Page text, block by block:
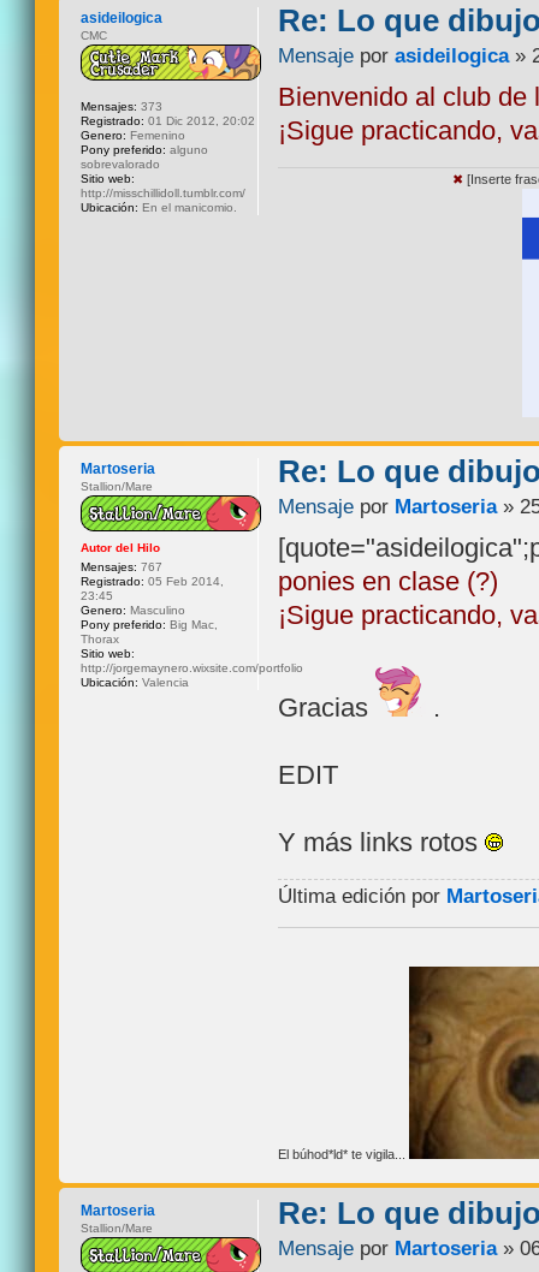
Re: Lo que
Mensaje porasideilogica»
Bienvenido al club de
¡Sigue practicando,
✖ [Inserte
asideilogica
CMC
Mensajes: 373
Registrado: 01 Dic 2012, 20:02
Genero: Femenino
Pony preferido: alguno
sobrevalorado
Sitio web:
http://misschillidoll.tumblr.com/
Ubicación: En el manicomio.
Re: Lo que
Mensaje por Martoseria»
ponies en clase (?)
¡Sigue practicando,
Gracias .
EDIT
Y más links rotos
Última edición por
El búhod*ld* te vigila...
Martoseria
Stallion/Mare
Autor del Hilo
Mensajes: 767
Registrado: 05 Feb 2014,
23:45
Genero: Masculino
Pony preferido: Big Mac,
Thorax
Sitio web:
http://jorgemaynero.wixsite.com/portfolio
Ubicación: Valencia
Re: Lo que
Mensaje por Martoseria»
Martoseria
Stallion/Mare